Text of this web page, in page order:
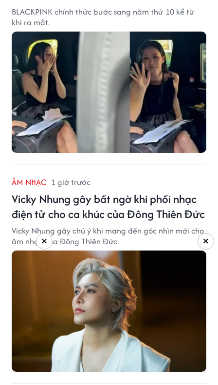
BLACKPINK chính thức bước sang năm thứ 10 kể từ
khi ra mắt.
ÂM NHẠC 1 giờ trước
Vicky Nhung gây bất ngờ khi phối nhạc
điện tử cho ca khúc của Đông Thiên Đức
Vicky Nhung gây chú ý khi mang đến góc nhìn mới cho
âm nhạc của Đông Thiên Đức.
×
×